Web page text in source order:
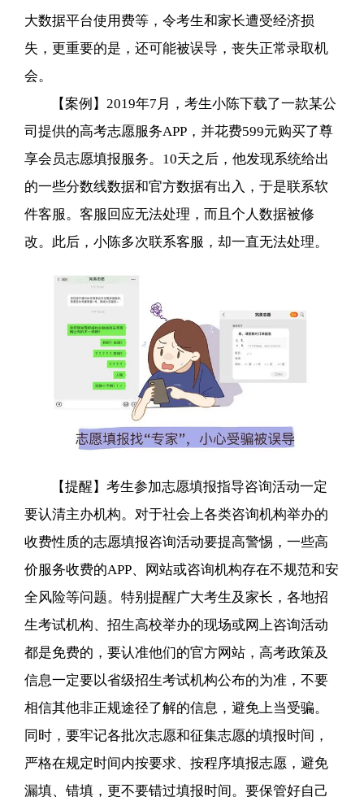
大数据平台使用费等，令考生和家长遭受经济损
失，更重要的是，还可能被误导，丧失正常录取机
会。
【案例】2019年7月，考生小陈下载了一款某公
司提供的高考志愿服务APP，并花费599元购买了尊
享会员志愿填报服务。10天之后，他发现系统给出
的一些分数线数据和官方数据有出入，于是联系软
件客服。客服回应无法处理，而且个人数据被修
改。此后，小陈多次联系客服，却一直无法处理。
【提醒】考生参加志愿填报指导咨询活动一定
要认清主办机构。对于社会上各类咨询机构举办的
收费性质的志愿填报咨询活动要提高警惕，一些高
价服务收费的APP、网站或咨询机构存在不规范和安
全风险等问题。特别提醒广大考生及家长，各地招
生考试机构、招生高校举办的现场或网上咨询活动
都是免费的，要认准他们的官方网站，高考政策及
信息一定要以省级招生考试机构公布的为准，不要
相信其他非正规途径了解的信息，避免上当受骗。
同时，要牢记各批次志愿和征集志愿的填报时间，
严格在规定时间内按要求、按程序填报志愿，避免
漏填、错填，更不要错过填报时间。要保管好自己